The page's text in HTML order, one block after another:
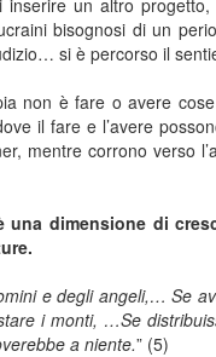
un altro
bisognosi di un
si è percorso il
non è fare o avere
il fare e l’avere
mentre corrono verso
una dimensione di
e degli angeli,… Se
i monti, …Se
a niente.” (5)